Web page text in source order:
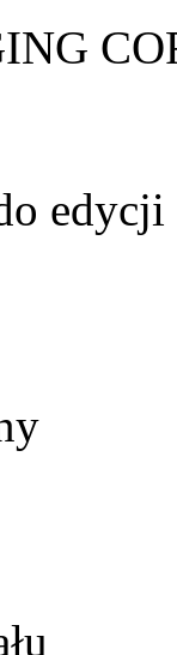
edycji